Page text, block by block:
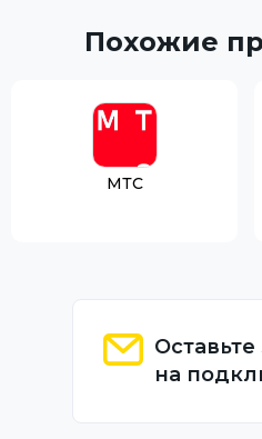
Похожие
МТС
Оставьте
на